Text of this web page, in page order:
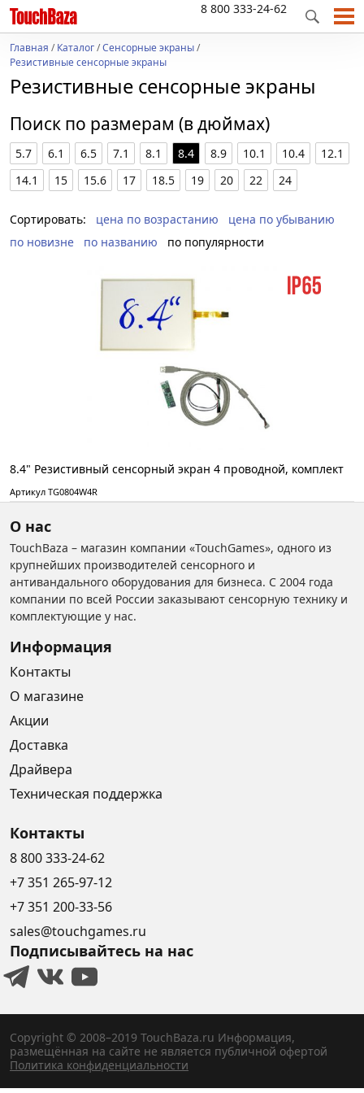
8 800 333-24-62
Главная /Каталог/Сенсорные экраны/
Резистивные сенсорные экраны
Резистивные сенсорные экраны
Поиск по размерам (в дюймах)
5.7 6.1 6.5 7.1 8.1 8.4 8.9 10.1 10.4
12.1
14.1
15 15.6 17 18.5 19 20 22 24
Сортировать: цена по возрастанию
цена по убыванию
по новизне
по названию по популярности
8.4" Резистивный сенсорный экран 4 проводной, комплект
Артикул TG0804W4R
О нас
TouchBaza – магазин компании «TouchGames», одного из
крупнейших производителей сенсорного и
антивандального оборудования для бизнеса. С 2004 года
компании по всей России заказывают сенсорную технику и
комплектующие у нас.
Информация
Контакты
О магазине
Акции
Доставка
Драйвера
Техническая поддержка
Контакты
8 800 333-24-62
+7 351 265-97-12
+7 351 200-33-56
sales@touchgames.ru
Подписывайтесь на нас
Copyright © 2008–2019 TouchBaza.ru Информация,
размещённая на сайте не является публичной офертой
Политика конфиденциальности